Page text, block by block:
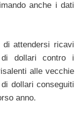
anche i dati
attendersi ricavi
dollari contro i
alle vecchie
dollari conseguiti
anno.